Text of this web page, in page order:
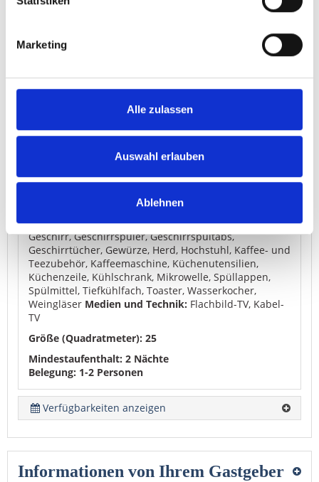
Marketing
Alle zulassen
Auswahl erlauben
Ablehnen
Schlafzimmer:
Doppelbett (Breite: 151-180 cm): 1
Schlafräume: 1Aussicht:Blick auf Innenhof
Ausstattung:Babybett, Bettwäsche inklusive,
Heizung, Nichtraucher, Privater Eingang, Rauchmelder,
Reinigungsmittel, Schrank, Steckdose in Bettnähe,
Dusche, Eigenes Badezimmer,
Ebenerdige Dusche, Obere Stockwerke ausschließlich
über Treppen erreichbar Etage:
Haustiere in Wohneinheit nicht erlaubt
Küche/Essbereich:Backofen, Essbereich, Esstisch,
Geschirr, Geschirrspüler, Geschirrspültabs,
Geschirrtücher, Gewürze, Herd, Hochstuhl, Kaffee- und
Teezubehör, Kaffeemaschine, Küchenutensilien,
Küchenzeile, Kühlschrank, Mikrowelle, Spüllappen,
Spülmittel, Tiefkühlfach, Toaster, Wasserkocher,
Weingläser Medien und Technik: Flachbild-TV, Kabel-
TV
Größe (Quadratmeter): 25
Mindestaufenthalt: 2 Nächte
Belegung: 1-2 Personen
Verfügbarkeiten anzeigen
Informationen von Ihrem Gastgeber